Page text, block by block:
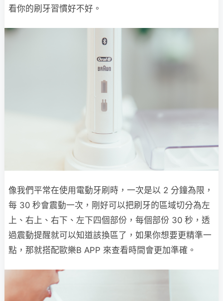
看你的刷牙習慣好不好。
像我們平常在使用電動牙刷時，一次是以 2 分鐘為限，
每 30 秒會震動一次，剛好可以把刷牙的區域切分為左
上、右上、右下、左下四個部份，每個部份 30 秒，透
過震動提醒就可以知道該換區了，如果你想要更精準一
點，那就搭配歐樂B APP 來查看時間會更加準確。